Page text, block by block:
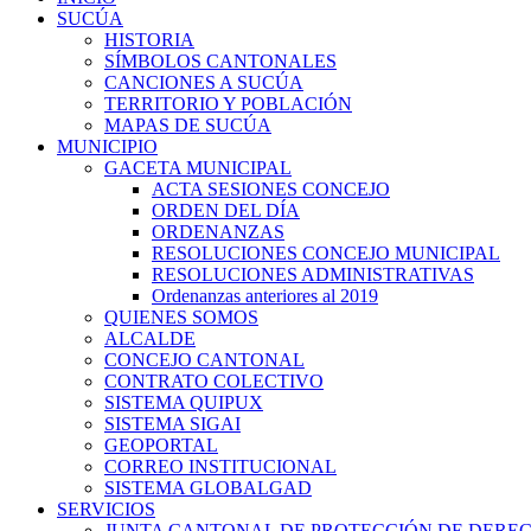
SUCÚA
HISTORIA
SÍMBOLOS CANTONALES
CANCIONES A SUCÚA
TERRITORIO Y POBLACIÓN
MAPAS DE SUCÚA
MUNICIPIO
GACETA MUNICIPAL
ACTA SESIONES CONCEJO
ORDEN DEL DÍA
ORDENANZAS
RESOLUCIONES CONCEJO MUNICIPAL
RESOLUCIONES ADMINISTRATIVAS
Ordenanzas anteriores al 2019
QUIENES SOMOS
ALCALDE
CONCEJO CANTONAL
CONTRATO COLECTIVO
SISTEMA QUIPUX
SISTEMA SIGAI
GEOPORTAL
CORREO INSTITUCIONAL
SISTEMA GLOBALGAD
SERVICIOS